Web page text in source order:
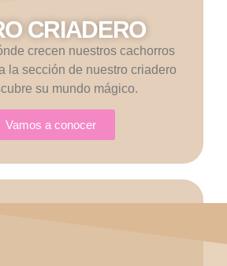
CRIADERO
crecen nuestros cachorros
la sección de nuestro criadero
su mundo mágico.
Vamos a conocer